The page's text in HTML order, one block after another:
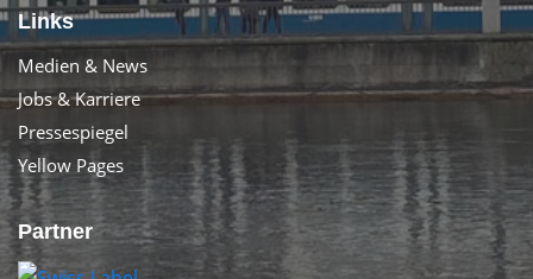
Links
Medien & News
Jobs & Karriere
Pressespiegel
Yellow Pages
Partner